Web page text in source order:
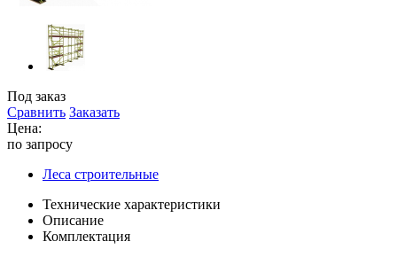
Под заказ
Сравнить Заказать
Цена:
по запросу
Леса строительные
Технические характеристики
Описание
Комплектация